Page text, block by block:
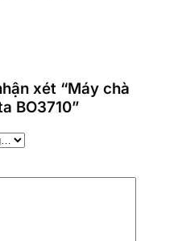
xét “Máy chà
BO3710”